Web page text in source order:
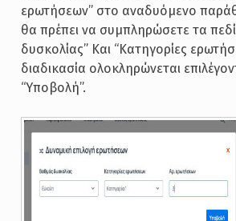
ερωτήσεων” στο αναδυόμενο
θα πρέπει να συμπληρώσετε τα
δυσκολίας” Και “Κατηγορίες
διαδικασία ολοκληρώνεται
“Υποβολή”.